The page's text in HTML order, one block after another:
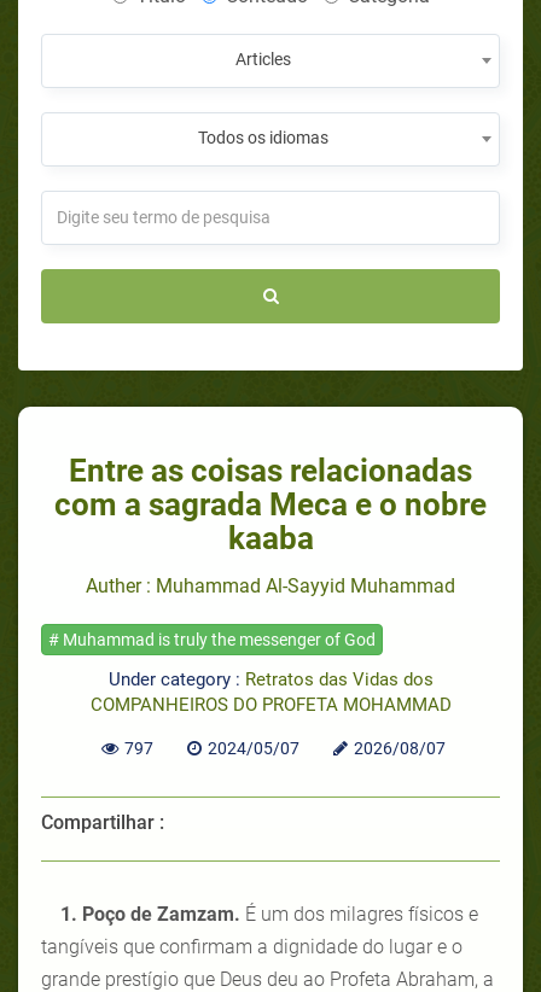
Articles
Todos os idiomas
Entre as coisas relacionadas
com a sagrada Meca e o nobre
kaaba
Auther : Muhammad Al-Sayyid Muhammad
# Muhammad is truly the messenger of God
Under category : Retratos das Vidas dos
COMPANHEIROS DO PROFETA MOHAMMAD
797 2024/05/07 2026/08/07
Compartilhar :
1. Poço de Zamzam. É um dos milagres físicos e
tangíveis que confirmam a dignidade do lugar e o
grande prestígio que Deus deu ao Profeta Abraham, a